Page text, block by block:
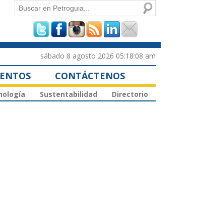
Formulario de
búsqueda
Buscar
sábado 8 agosto 2026 05:18:08 am
CONTÁCTENOS
Sustentabilidad Directorio